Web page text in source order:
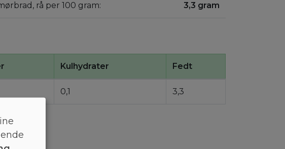
rå per 100 gram: 3,3 gram
Kulhydrater Fedt
0,1 3,3